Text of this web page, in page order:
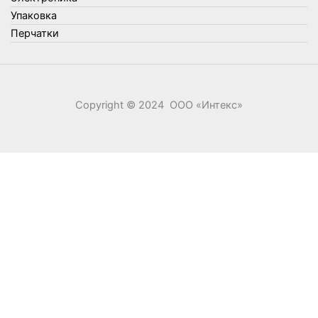
Элементы питания
Упаковка
Перчатки
Copyright © 2024 ООО «‎Интекс»‎